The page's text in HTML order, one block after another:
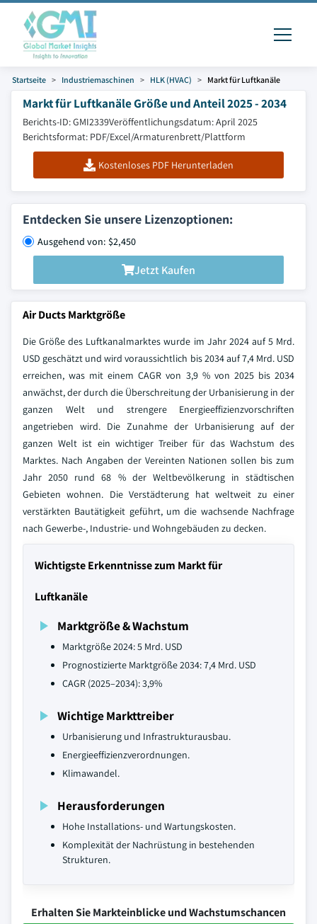
Startseite Industriemaschinen HLK (HVAC) Markt für Luftkanäle
Markt für Luftkanäle Größe und Anteil 2025 - 2034
Berichts-ID: GMI2339Veröffentlichungsdatum: April 2025
Berichtsformat: PDF/Excel/Armaturenbrett/Plattform
Kostenloses PDF Herunterladen
Entdecken Sie unsere Lizenzoptionen:
Ausgehend von: $2,450
Jetzt Kaufen
Air Ducts Marktgröße
Die Größe des Luftkanalmarktes wurde im Jahr 2024 auf 5 Mrd.
USD geschätzt und wird voraussichtlich bis 2034 auf 7,4 Mrd. USD
erreichen, was mit einem CAGR von 3,9 % von 2025 bis 2034
anwächst, der durch die Überschreitung der Urbanisierung in der
ganzen Welt und strengere Energieeffizienzvorschriften
angetrieben wird. Die Zunahme der Urbanisierung auf der
ganzen Welt ist ein wichtiger Treiber für das Wachstum des
Marktes. Nach Angaben der Vereinten Nationen sollen bis zum
Jahr 2050 rund 68 % der Weltbevölkerung in städtischen
Gebieten wohnen. Die Verstädterung hat weltweit zu einer
verstärkten Bautätigkeit geführt, um die wachsende Nachfrage
nach Gewerbe-, Industrie- und Wohngebäuden zu decken.
Wichtigste Erkenntnisse zum Markt für
Luftkanäle
Marktgröße & Wachstum
Marktgröße 2024: 5 Mrd. USD
Prognostizierte Marktgröße 2034: 7,4 Mrd. USD
CAGR (2025–2034): 3,9%
Wichtige Markttreiber
Urbanisierung und Infrastrukturausbau.
Energieeffizienzverordnungen.
Klimawandel.
Herausforderungen
Hohe Installations- und Wartungskosten.
Komplexität der Nachrüstung in bestehenden
Strukturen.
Erhalten Sie Markteinblicke und Wachstumschancen